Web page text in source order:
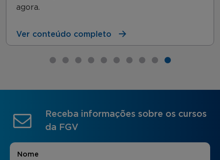
agora.
Ver conteúdo completo
Receba informações sobre os cursos
da FGV
Nome